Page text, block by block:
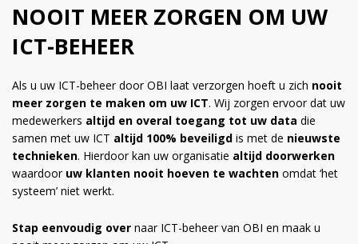
NOOIT MEER ZORGEN OM UW
ICT-BEHEER
Als u uw ICT-beheer door OBI laat verzorgen hoeft u zich nooit
meer zorgen te maken om uw ICT. Wij zorgen ervoor dat uw
medewerkers altijd en overal toegang tot uw data die
samen met uw ICT altijd 100% beveiligd is met de nieuwste
technieken. Hierdoor kan uw organisatie altijd doorwerken
waardoor uw klanten nooit hoeven te wachten omdat ‘het
systeem’ niet werkt.
Stap eenvoudig over naar ICT-beheer van OBI en maak u